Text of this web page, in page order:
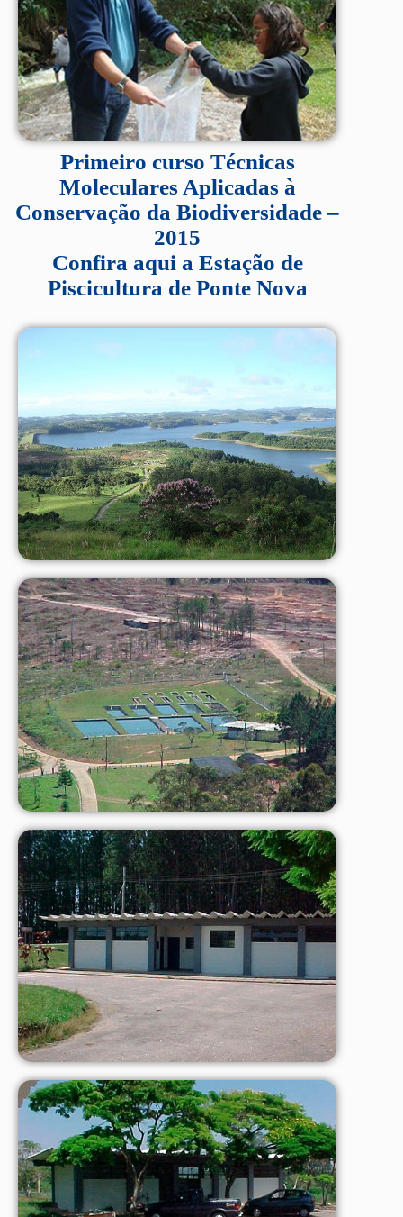
Primeiro curso Técnicas
Moleculares Aplicadas à
Conservação da Biodiversidade –
2015
Confira aqui a Estação de
Piscicultura de Ponte Nova